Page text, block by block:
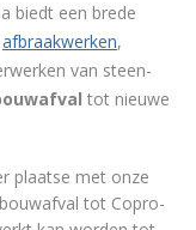
biedt een brede
afbraakwerken,
van steen-
tot nieuwe
plaatse met onze
tot Copro-